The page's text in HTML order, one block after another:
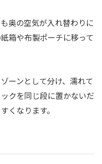
奥の空気が入れ替わりに
箱や布製ポーチに移って
ーンとして分け、濡れて
クを同じ段に置かないだ
くなります。